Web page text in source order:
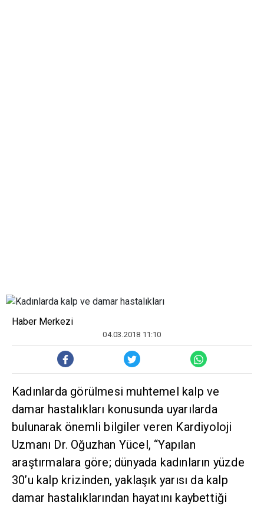
Haber Merkezi
04.03.2018 11:10
Kadınlarda görülmesi muhtemel kalp ve
damar hastalıkları konusunda uyarılarda
bulunarak önemli bilgiler veren Kardiyoloji
Uzmanı Dr. Oğuzhan Yücel, “Yapılan
araştırmalara göre; dünyada kadınların yüzde
30’u kalp krizinden, yaklaşık yarısı da kalp
damar hastalıklarından hayatını kaybettiği